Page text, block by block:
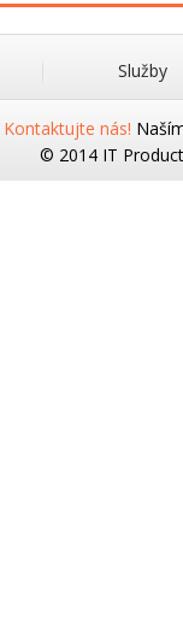
Služby
Kontaktujte nás!
© 2014 IT